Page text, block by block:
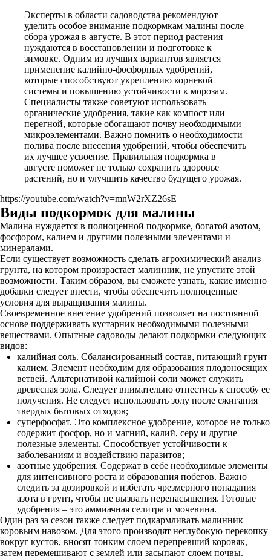
Эксперты в области садоводства рекомендуют
уделить особое внимание подкормкам малины после
сбора урожая в августе. В этот период растения
нуждаются в восстановлении и подготовке к
зимовке. Одним из лучших вариантов является
применение калийно-фосфорных удобрений,
которые способствуют укреплению корневой
системы и повышению устойчивости к морозам.
Специалисты также советуют использовать
органические удобрения, такие как компост или
перегной, которые обогащают почву необходимыми
микроэлементами. Важно помнить о необходимости
полива после внесения удобрений, чтобы обеспечить
их лучшее усвоение. Правильная подкормка в
августе поможет не только сохранить здоровье
растений, но и улучшить качество будущего урожая.
https://youtube.com/watch?v=mnW2rXZ26sE
Виды подкормок для малины
Малина нуждается в полноценной подкормке, богатой азотом,
фосфором, калием и другими полезными элементами и
минералами.
Если существует возможность сделать агрохимический анализ
грунта, на котором произрастает малинник, не упустите этой
возможности. Таким образом, вы сможете узнать, какие именно
добавки следует внести, чтобы обеспечить полноценные
условия для выращивания малины.
Своевременное внесение удобрений позволяет на постоянной
основе поддерживать кустарник необходимыми полезными
веществами. Опытные садоводы делают подкормки следующих
видов:
калийная соль. Сбалансированный состав, питающий грунт
калием. Элемент необходим для образования плодоносящих
ветвей. Альтернативой калийной соли может служить
древесная зола. Следует внимательно отнестись к способу ее
получения. Не следует использовать золу после сжигания
твердых бытовых отходов;
суперфосфат. Это комплексное удобрение, которое не только
содержит фосфор, но и магний, калий, серу и другие
полезные элементы. Способствует устойчивости к
заболеваниям и воздействию паразитов;
азотные удобрения. Содержат в себе необходимые элементы
для интенсивного роста и образования побегов. Важно
следить за дозировкой и избегать чрезмерного попадания
азота в грунт, чтобы не вызвать перенасыщения. Готовые
удобрения – это аммиачная селитра и мочевина.
Один раз за сезон также следует подкармливать малинник
коровьим навозом. Для этого производят неглубокую перекопку
вокруг кустов, вносят тонким слоем перепревший коровяк,
затем перемешивают с землей или засыпают слоем почвы.